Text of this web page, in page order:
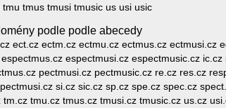
tmus tmusi tmusic us usi usic
podle podle abecedy
ect.cz ectm.cz ectmu.cz ectmus.cz ectmusi.cz
espectmusi.cz espectmusic.cz
pectmusi.cz pectmusic.cz re.cz res.cz
si.cz sic.cz sp.cz spe.cz spec.cz
tmu.cz tmus.cz tmusi.cz tmusic.cz us.cz